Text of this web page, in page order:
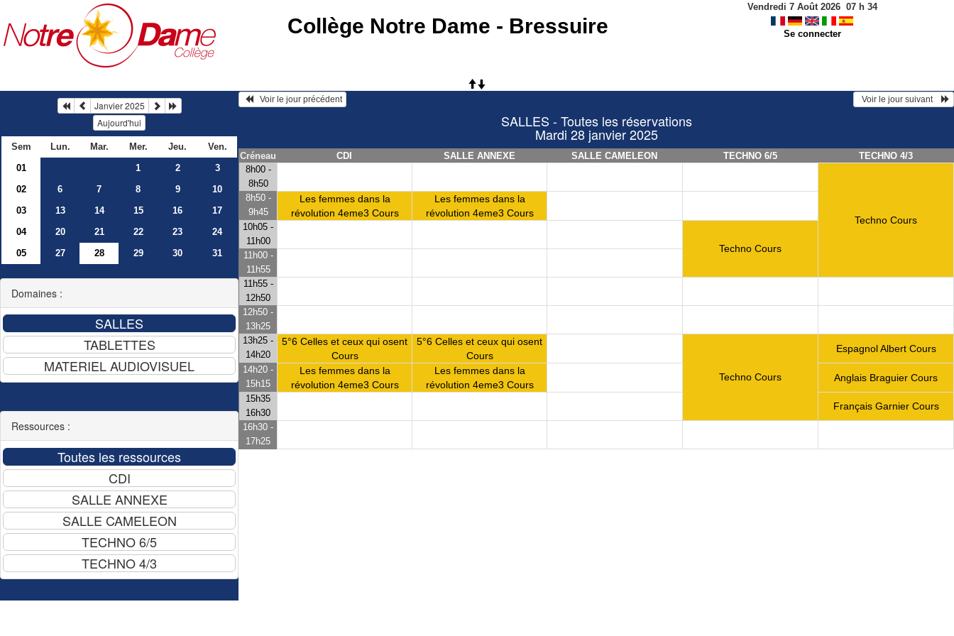
Collège Notre Dame - Bressuire
Vendredi 7 Août 2026 07h 34
Se connecter
Janvier 2025
Aujourd'hui
Sem Lun. Mar. Mer. Jeu.
Ven.
01
1 2
3
02
6 7 8 9
10
03
13 14 15 16
17
04
20 21 22 23
24
05
27 28 29 30 31
Domaines :
Ressources :
   Voir le jour précédent
  Voir le jour suivant
SALLES - Toutes les réservations
Mardi 28 janvier 2025
Créneau CDI SALLE ANNEXE SALLE CAMELEON TECHNO 6/5
TECHNO 4/3
8h00 -
8h50
Techno Cours
8h50 -
9h45
Les femmes dans la
révolution 4eme3 Cours
Les femmes dans la
révolution 4eme3 Cours
10h05 -
11h00
Techno Cours
11h00 -
11h55
11h55 -
12h50
12h50 -
13h25
13h25 -
14h20
5°6 Celles et ceux qui osent
Cours
5°6 Celles et ceux qui osent
Cours
Techno Cours
Espagnol Albert Cours
14h20 -
15h15
Les femmes dans la
révolution 4eme3 Cours
Les femmes dans la
révolution 4eme3 Cours
Anglais Braguier Cours
15h35
16h30
Français Garnier Cours
16h30 -
17h25